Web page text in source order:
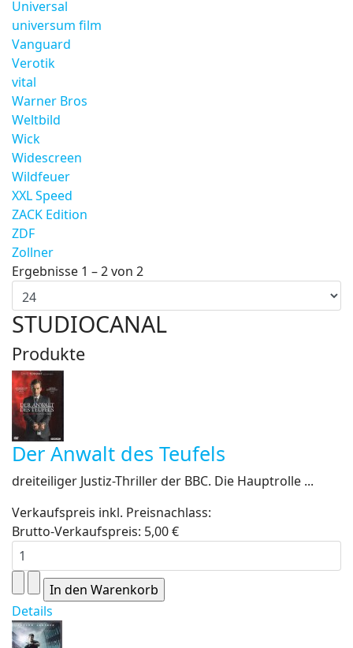
Universal
universum film
Vanguard
Verotik
vital
Warner Bros
Weltbild
Wick
Widescreen
Wildfeuer
XXL Speed
ZACK Edition
ZDF
Zollner
Ergebnisse 1 – 2 von 2
STUDIOCANAL
Produkte
Der Anwalt des Teufels
dreiteiliger Justiz-Thriller der BBC. Die Hauptrolle ...
Verkaufspreis inkl. Preisnachlass:
Brutto-Verkaufspreis: 5,00 €
Details